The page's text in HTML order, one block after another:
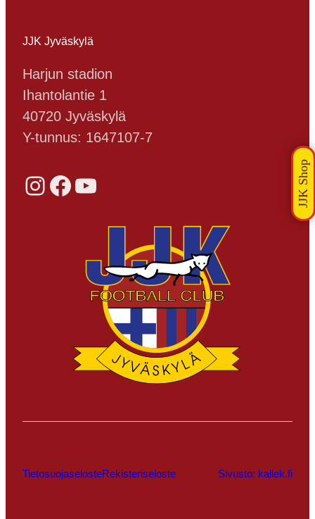
mahdollisuuksien…
JJK Jyväskylä
Harjun stadion
Ihantolantie 1
40720 Jyväskylä
Y-tunnus: 1647107-7
Instagram Facebook YouTube
TietosuojaselosteRekisteriseloste Sivusto: kallek.fi